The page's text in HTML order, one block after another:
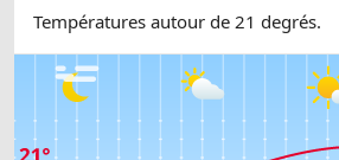
Températures autour de 21 degrés.